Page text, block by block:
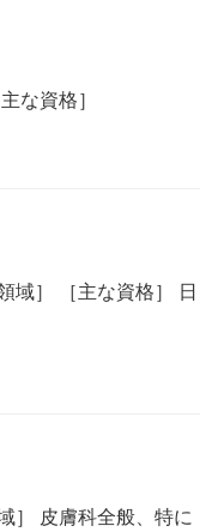
な資格］
］ ［主な資格］ 日
皮膚科全般、特に